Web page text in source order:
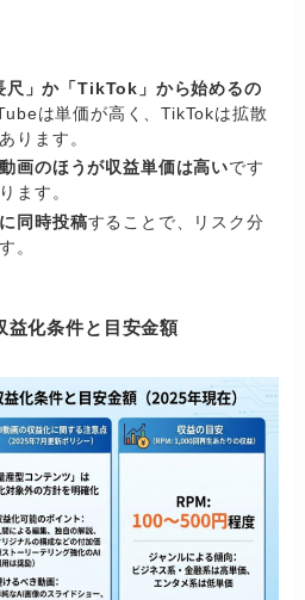
」か「TikTok」から始めるの
は単価が高く、TikTokは拡散
ります。
画のほうが収益単価は高いです
ます。
同時投稿することで、リスク分
。
益化条件と目安金額